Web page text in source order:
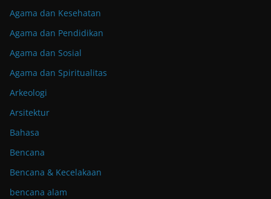
Agama dan Kesehatan
Agama dan Pendidikan
Agama dan Sosial
Agama dan Spiritualitas
Arkeologi
Arsitektur
Bahasa
Bencana
Bencana & Kecelakaan
bencana alam